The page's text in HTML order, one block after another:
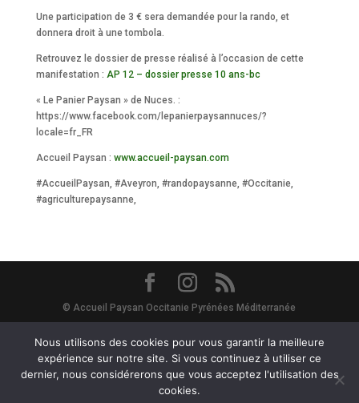
Une participation de 3 € sera demandée pour la rando, et
donnera droit à une tombola.
Retrouvez le dossier de presse réalisé à l’occasion de cette
manifestation : AP 12 – dossier presse 10 ans-bc
« Le Panier Paysan » de Nuces. :
https://www.facebook.com/lepanierpaysannuces/?
locale=fr_FR
Accueil Paysan : www.accueil-paysan.com
#AccueilPaysan, #Aveyron, #randopaysanne, #Occitanie,
#agriculturepaysanne,
© Accueil Paysan Occitanie Pyrénées Méditerranée
Site Map Mentions Légales - - Avec le soutien de
la Région Occitanie et du département de l'Hérault :
Nous utilisons des cookies pour vous garantir la meilleure
expérience sur notre site. Si vous continuez à utiliser ce
dernier, nous considérerons que vous acceptez l'utilisation des
cookies.